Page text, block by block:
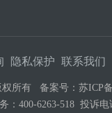
隐私保护 联系我们
权所有 备案号： 苏ICP
：400-6263-518 投诉